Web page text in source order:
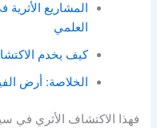
المشاريع
العلمي
كيف يخدم
الخلاصة: أرض
فهذا الاكتشاف الأثري